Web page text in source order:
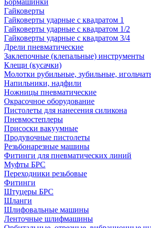
Бормашинки
Гайковерты
Гайковерты ударные с квадратом 1
Гайковерты ударные с квадратом 1/2
Гайковерты ударные с квадратом 3/4
Дрели пневматические
Заклепочные (клепальные) инструменты
Клещи (кусачки)
Молотки рубильные, зубильные,
Напильники, надфили
Ножницы пневматические
Окрасочное оборудование
Пистолеты для нанесения силикона
Пневмостеплеры
Присоски вакуумные
Продувочные пистолеты
Резьбонарезные машины
Фитинги для пневматических линий
Муфты БРС
Переходники резьбовые
Фитинги
Штуцеры БРС
Шланги
Шлифовальные машины
Ленточные шлифмашины